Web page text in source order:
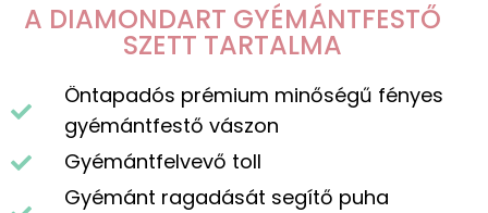
A DIAMONDART GYÉMÁNTFESTŐ
SZETT TARTALMA
Öntapadós prémium minőségű fényes
gyémántfestő vászon
Gyémántfelvevő toll
Gyémánt ragadását segítő puha